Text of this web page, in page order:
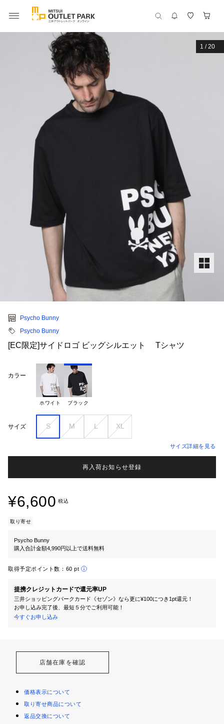
1 /20
Psycho Bunny
Psycho Bunny
[EC限定]サイドロゴ ビッグシルエット Tシャツ
カラー
ホワイト ブラック
サイズ S M L XL
サイズ詳細を見る
再入荷お知らせ登録
¥6,600 税込
取り寄せ
Psycho Bunny
購入合計金額4,990円以上で送料無料
取得予定ポイント数： 60 pt
提携クレジットカードで還元率UP
三井ショッピングパークカード《セゾン》なら更に¥100につき1pt還元！
お申し込み完了後、最短５分でご利用可能！
今すぐお申し込み
店舗在庫を確認
価格表示について
取り寄せ商品について
返品交換について